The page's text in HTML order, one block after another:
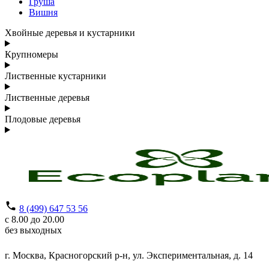
Вишня
Хвойные деревья и кустарники
Крупномеры
Лиственные кустарники
Лиственные деревья
Плодовые деревья
8 (499) 647 53 56
с 8.00 до 20.00
без выходных
г. Москва, Красногорский р-н, ул. Экспериментальная, д. 14